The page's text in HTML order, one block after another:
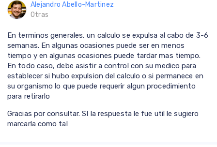
Alejandro Abello-Martinez
Otras
En terminos generales, un calculo se expulsa al cabo de 3-6
semanas. En algunas ocasiones puede ser en menos
tiempo y en algunas ocasiones puede tardar mas tiempo.
En todo caso, debe asistir a control con su medico para
establecer si hubo expulsion del calculo o si permanece en
su organismo lo que puede requerir algun procedimiento
para retirarlo
Gracias por consultar. SI la respuesta le fue util le sugiero
marcarla como tal